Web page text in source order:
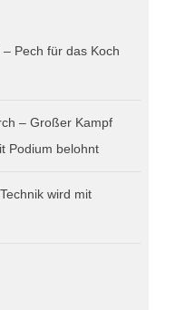
Pech für das Koch
– Großer Kampf
Podium belohnt
wird mit